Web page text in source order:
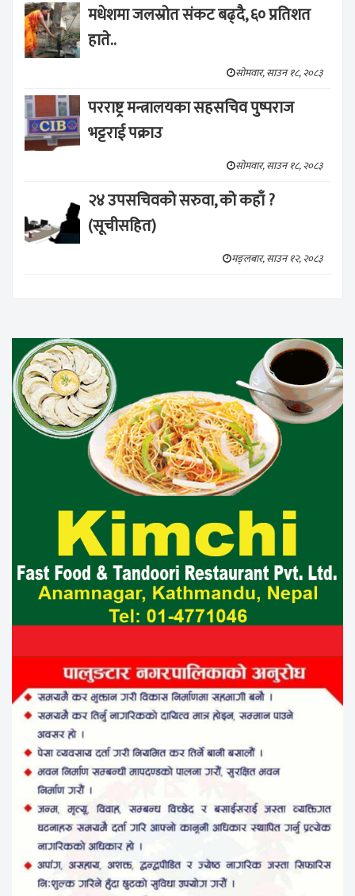
मधेशमा जलस्रोत संकट बढ्दै, ६० प्रतिशत
हाते..
सोमवार, साउन १८, २०८३
परराष्ट्र मन्त्रालयका सहसचिव पुष्पराज
भट्टराई पक्राउ
सोमवार, साउन १८, २०८३
२४ उपसचिवको सरुवा, को कहाँ ?
(सूचीसहित)
मङ्लबार, साउन १२, २०८३